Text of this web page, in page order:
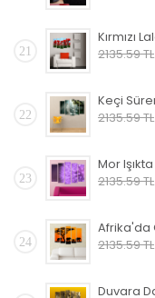
21
2135.59 TL
22
2135.59 TL
23
2135.59 TL
24
2135.59 TL